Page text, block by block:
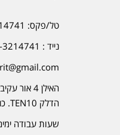
טל/פקס: 052-3214741
נייד : 052-3214741
האילן 4
הדלק TEN10. כניסה 4. קומה 1
שעות עבודה